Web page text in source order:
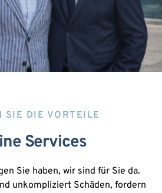
SIE DIE VORTEILE
Services
Sie haben, wir sind für Sie da.
unkompliziert Schäden, fordern